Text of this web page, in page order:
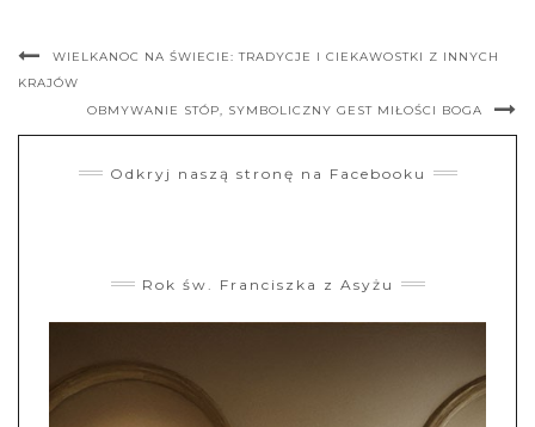
WIELKANOC NA ŚWIECIE: TRADYCJE I CIEKAWOSTKI Z INNYCH
KRAJÓW
OBMYWANIE STÓP, SYMBOLICZNY GEST MIŁOŚCI BOGA
Odkryj naszą stronę na Facebooku
Rok św. Franciszka z Asyżu